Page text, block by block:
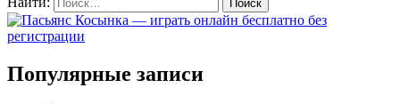
Популярные записи